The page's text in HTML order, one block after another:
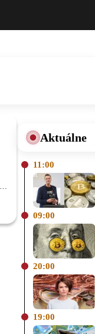
Aktuálne
11:00
09:00
20:00
19:00